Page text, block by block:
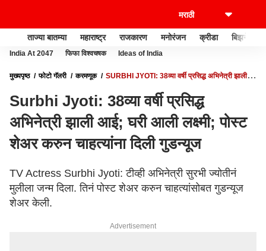
ताज्या बातम्या महाराष्ट्र राजकारण मनोरंजन क्रीडा बिझनेस
India At 2047 फिफा विश्वचषक Ideas of India
मुख्यपृष्ठ फोटो गॅलरी करमणूक
SURBHI JYOTI: 38व्या वर्षी प्रसिद्ध अभिनेत्री झाली
Surbhi Jyoti: 38व्या वर्षी प्रसिद्ध
अभिनेत्री झाली आई; घरी आली लक्ष्मी; पोस्ट
शेअर करुन चाहत्यांना दिली गुडन्यूज
TV Actress Surbhi Jyoti: टीव्ही अभिनेत्री सुरभी ज्योतीनं
मुलीला जन्म दिला. तिनं पोस्ट शेअर करुन चाहत्यांसोबत गुडन्यूज
शेअर केली.
Advertisement